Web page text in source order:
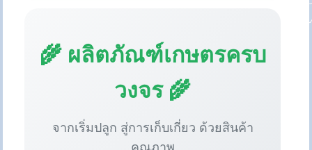
🌾 ผลิตภัณฑ์เกษตรครบ
วงจร 🌾
จากเริ่มปลูก สู่การเก็บเกี่ยว ด้วยสินค้า